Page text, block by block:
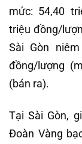
mức: 54,40
triệu đồng/
Sài Gòn
đồng/lượng
(bán ra).
Tại Sài Gòn,
Đoàn Vàng